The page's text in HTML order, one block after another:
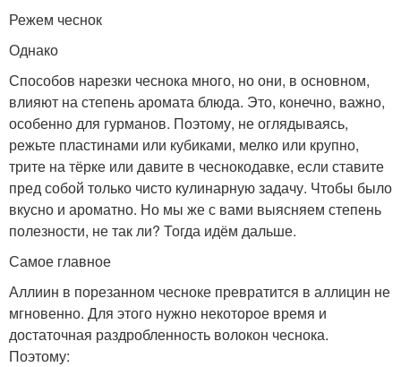
Режем чеснок
Однако
Способов нарезки чеснока много, но они, в основном,
влияют на степень аромата блюда. Это, конечно, важно,
особенно для гурманов. Поэтому, не оглядываясь,
режьте пластинами или кубиками, мелко или крупно,
трите на тёрке или давите в чеснокодавке, если ставите
пред собой только чисто кулинарную задачу. Чтобы было
вкусно и ароматно. Но мы же с вами выясняем степень
полезности, не так ли? Тогда идём дальше.
Самое главное
Аллиин в порезанном чесноке превратится в аллицин не
мгновенно. Для этого нужно некоторое время и
достаточная раздробленность волокон чеснока.
Поэтому: